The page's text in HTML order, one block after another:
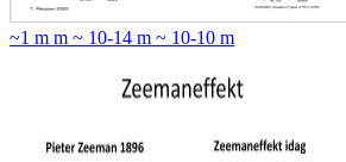
~1 m m ~ 10-14 m ~ 10-10 m